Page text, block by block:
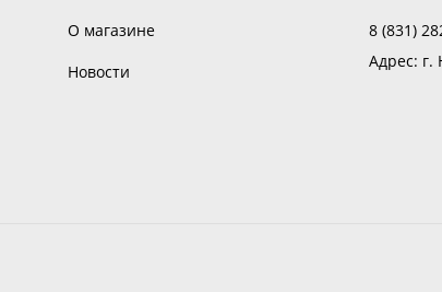
О магазине
Новости
8 (831)
Адрес: г.